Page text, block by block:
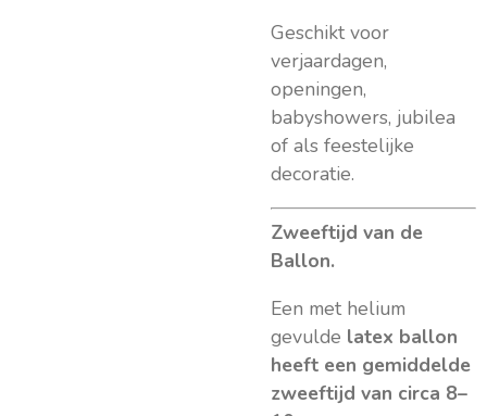
Geschikt voor
verjaardagen,
openingen,
babyshowers, jubilea
of als feestelijke
decoratie.
Zweeftijd van de
Ballon.
Een met helium
gevulde latex ballon
heeft een gemiddelde
zweeftijd van circa 8–